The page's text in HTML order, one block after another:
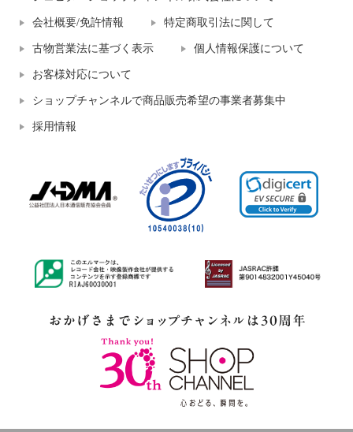
会社概要/免許情報 特定商取引法に関して
古物営業法に基づく表示 個人情報保護について
お客様対応について
ショップチャンネルで商品販売希望の事業者募集中
採用情報